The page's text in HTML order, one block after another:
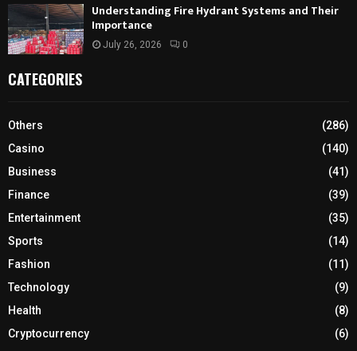
Understanding Fire Hydrant Systems and Their
Importance
July 26, 2026 0
CATEGORIES
Others
(286)
Casino
(140)
Business
(41)
Finance
(39)
Entertainment
(35)
Sports
(14)
Fashion
(11)
Technology
(9)
Health
(8)
Cryptocurrency
(6)